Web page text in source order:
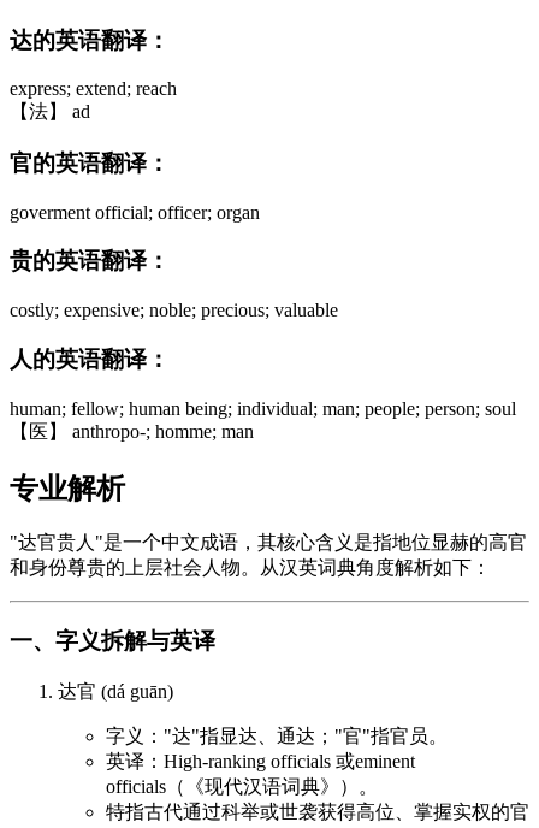
达的英语翻译：
express; extend; reach
【法】 ad
官的英语翻译：
goverment official; officer; organ
贵的英语翻译：
costly; expensive; noble; precious; valuable
人的英语翻译：
human; fellow; human being; individual; man; people; person; soul
【医】 anthropo-; homme; man
专业解析
"达官贵人"是一个中文成语，其核心含义是指地位显赫的高官
和身份尊贵的上层社会人物。从汉英词典角度解析如下：
一、字义拆解与英译
达官 (dá guān)
字义："达"指显达、通达；"官"指官员。
英译：High-ranking officials 或eminent
officials（《现代汉语词典》）。
特指古代通过科举或世袭获得高位、掌握实权的官